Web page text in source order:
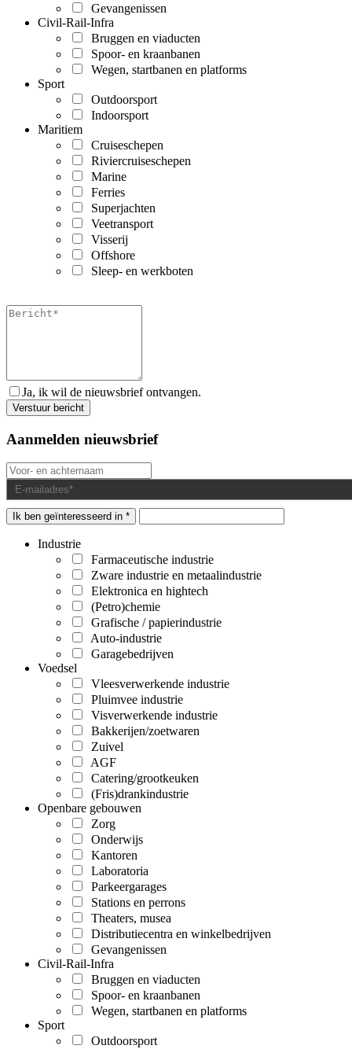
Gevangenissen
Civil-Rail-Infra
Bruggen en viaducten
Spoor- en kraanbanen
Wegen, startbanen en platforms
Sport
Outdoorsport
Indoorsport
Maritiem
Cruiseschepen
Riviercruiseschepen
Marine
Ferries
Superjachten
Veetransport
Visserij
Offshore
Sleep- en werkboten
Ja, ik wil de nieuwsbrief ontvangen.
Aanmelden nieuwsbrief
Ik ben geïnteresseerd in *
Industrie
Farmaceutische industrie
Zware industrie en metaalindustrie
Elektronica en hightech
(Petro)chemie
Grafische / papierindustrie
Auto-industrie
Garagebedrijven
Voedsel
Vleesverwerkende industrie
Pluimvee industrie
Visverwerkende industrie
Bakkerijen/zoetwaren
Zuivel
AGF
Catering/grootkeuken
(Fris)drankindustrie
Openbare gebouwen
Zorg
Onderwijs
Kantoren
Laboratoria
Parkeergarages
Stations en perrons
Theaters, musea
Distributiecentra en winkelbedrijven
Gevangenissen
Civil-Rail-Infra
Bruggen en viaducten
Spoor- en kraanbanen
Wegen, startbanen en platforms
Sport
Outdoorsport